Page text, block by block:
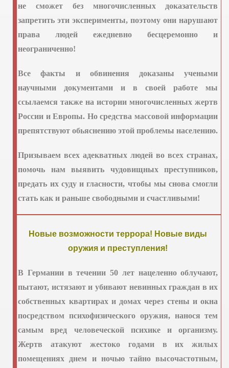
не сможет без многочисленных доказательств
запретить эти эксперименты, поэтому они нарушают
права людей ежедневно бесцеремонно и
неограниченно!
Все факты и обвинения доказаны учеными
научными документами и в своей работе мы
ссылаемся также на истории многочисленных жертв
России и Европы. Но средства массовой информации
препятствуют обьяснению этой проблемы населению.
Призываем всех адекватных людей во всех странах,
помочь нам выявить чудовищных преступников,
предать их суду и гласности, чтобы мы снова смогли
стать как и раньше свободными и счастливыми!
Новые возможности террора! Новые виды
оружия и преступления!
В Германии в течении 50 лет нацеленно облучают,
пытают, истязают и убивают невинных граждан в их
собственных квартирах и домах через стены и окна
посредством психофизического оружия, нанося тем
самым вред человеческой психике и организму.
Жертв атакуют жестоко годами в их жилых
помещениях днем и ночью тайно высочастотным,
граждан